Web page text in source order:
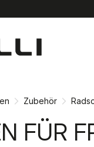
Zubehör
FÜR